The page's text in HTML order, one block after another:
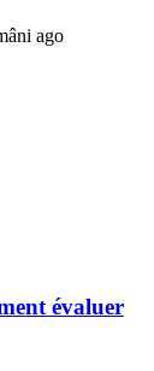
ago
évaluer